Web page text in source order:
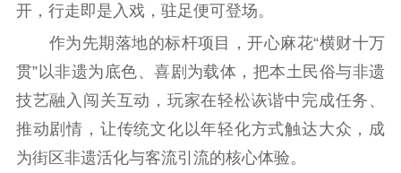
数据资源
公共服务
新时代公民素养
提升资源库
新闻出版
政务服务
作品著作权
登记服务
科研创新
智库服务
开，行走即是入戏，驻足便可登场。
作为先期落地的标杆项目，开心麻花“横财十万
贯”以非遗为底色、喜剧为载体，把本土民俗与非遗
技艺融入闯关互动，玩家在轻松诙谐中完成任务、
推动剧情，让传统文化以年轻化方式触达大众，成
为街区非遗活化与客流引流的核心体验。